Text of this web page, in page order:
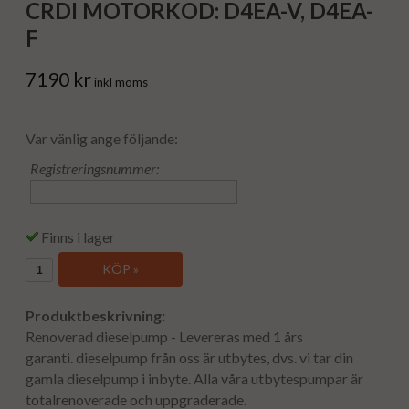
CRDI MOTORKOD: D4EA-V, D4EA-
F
7190 kr inkl moms
Var vänlig ange följande:
Registreringsnummer:
Finns i lager
KÖP »
Produktbeskrivning:
Renoverad dieselpump - Levereras med 1 års
garanti. dieselpump från oss är utbytes, dvs. vi tar din
gamla dieselpump i inbyte. Alla våra utbytespumpar är
totalrenoverade och uppgraderade.